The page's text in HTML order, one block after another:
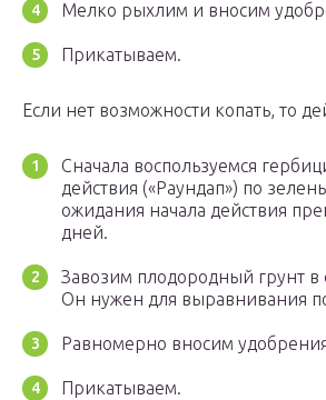
Мелко рыхлим и вносим
Прикатываем.
Если нет возможности копать, то
Сначала воспользуемся
действия («Раундап») по
ожидания начала действия
дней.
Завозим плодородный грунт в
Он нужен для выравнивания
Равномерно вносим
Прикатываем.